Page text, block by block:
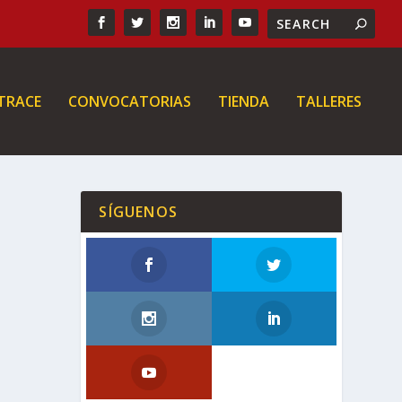
CONVOCATORIAS TIENDA TALLERES
SÍGUENOS